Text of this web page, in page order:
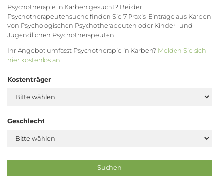
Psychotherapie in Karben gesucht? Bei der
Psychotherapeutensuche finden Sie 7 Praxis-Einträge aus Karben
von Psychologischen Psychotherapeuten oder Kinder- und
Jugendlichen Psychotherapeuten.
Ihr Angebot umfasst Psychotherapie in Karben? Melden Sie sich
hier kostenlos an!
Kostenträger
Geschlecht